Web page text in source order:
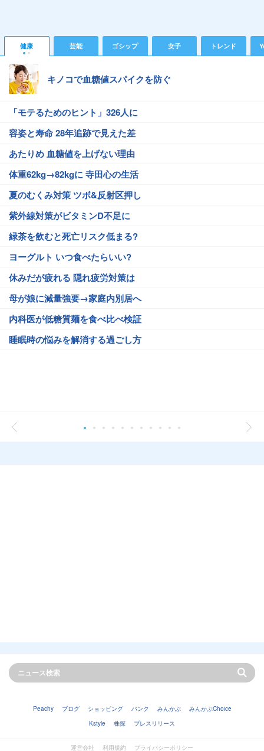
健康 芸能 ゴシップ 女子 トレンド
キノコで血糖値スパイクを防ぐ
「モテるためのヒント」326人に
容姿と寿命 28年追跡で見えた差
あたりめ 血糖値を上げない理由
体重62kg→82kgに 寺田心の生活
夏のむくみ対策 ツボ&反射区押し
紫外線対策がビタミンD不足に
緑茶を飲むと死亡リスク低まる?
ヨーグルト いつ食べたらいい?
休みだが疲れる 隠れ疲労対策は
母が娘に減量強要→家庭内別居へ
内科医が低糖質麺を食べ比べ検証
睡眠時の悩みを解消する過ごし方
Peachy ブログ ショッピング バンク みんかぶ
みんかぶChoice
Kstyle
株探 プレスリリース
運営会社 利用規約 プライバシーポリシー